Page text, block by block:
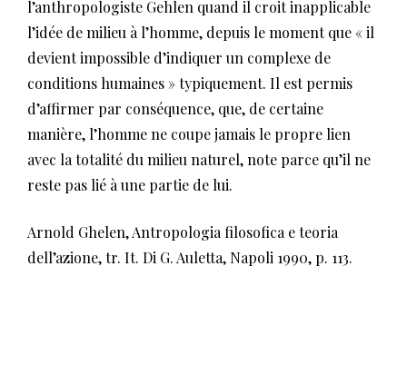
l’anthropologiste Gehlen quand il croit inapplicable
l’idée de milieu à l’homme, depuis le moment que « il
devient impossible d’indiquer un complexe de
conditions humaines » typiquement. Il est permis
d’affirmer par conséquence, que, de certaine
manière, l’homme ne coupe jamais le propre lien
avec la totalité du milieu naturel, note parce qu’il ne
reste pas lié à une partie de lui.
Arnold Ghelen, Antropologia filosofica e teoria
dell’azione, tr. It. Di G. Auletta, Napoli 1990, p. 113.